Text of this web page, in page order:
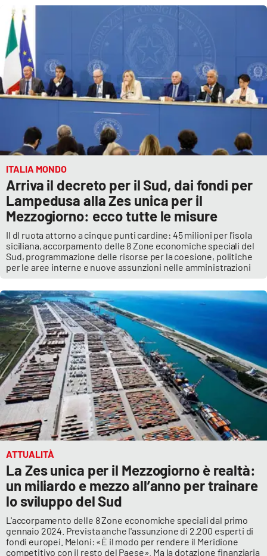
ITALIA MONDO
Arriva il decreto per il Sud, dai fondi per
Lampedusa alla Zes unica per il
Mezzogiorno: ecco tutte le misure
Il dl ruota attorno a cinque punti cardine: 45 milioni per l'isola
siciliana, accorpamento delle 8 Zone economiche speciali del
Sud, programmazione delle risorse per la coesione, politiche
per le aree interne e nuove assunzioni nelle amministrazioni
ATTUALITÀ
La Zes unica per il Mezzogiorno è realtà:
un miliardo e mezzo all’anno per trainare
lo sviluppo del Sud
L'accorpamento delle 8 Zone economiche speciali dal primo
gennaio 2024. Prevista anche l'assunzione di 2.200 esperti di
fondi europei. Meloni: «È il modo per rendere il Meridione
competitivo con il resto del Paese». Ma la dotazione finanziaria